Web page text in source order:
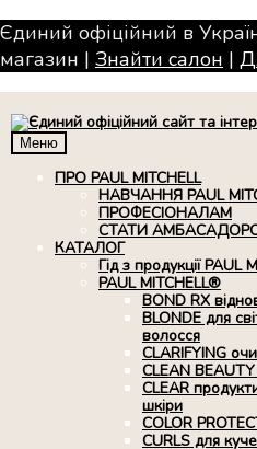
Єдиний офіційний в
магазин | Знайти салон |
Меню
ПРО PAUL MITCHELL
НАВЧАННЯ PAUL
ПРОФЕСІОНАЛАМ
СТАТИ
КАТАЛОГ
Гід з продукції PAUL
PAUL MITCHELL®
BOND RX
BLONDE для
волосся
CLARIFYING
CLEAN
CLEAR
шкіри
COLOR
CURLS для